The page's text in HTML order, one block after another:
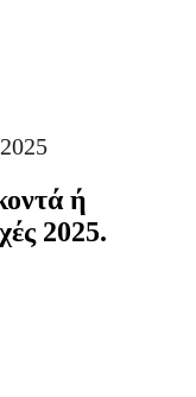
ή
2025.